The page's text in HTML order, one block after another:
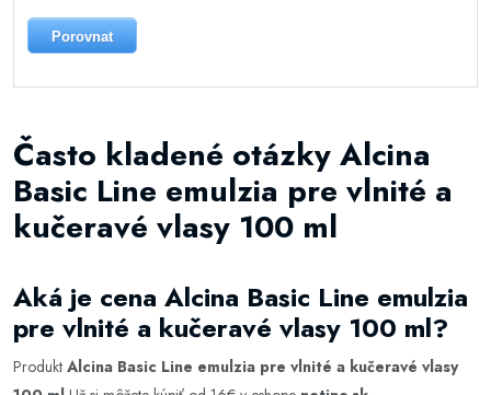
Porovnat
Často kladené otázky Alcina
Basic Line emulzia pre vlnité a
kučeravé vlasy 100 ml
Aká je cena Alcina Basic Line emulzia
pre vlnité a kučeravé vlasy 100 ml?
Produkt Alcina Basic Line emulzia pre vlnité a kučeravé vlasy